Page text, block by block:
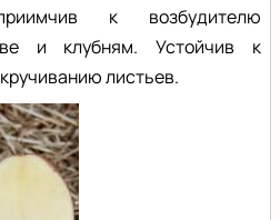
к возбудителю
и клубням. Устойчив к
листьев.